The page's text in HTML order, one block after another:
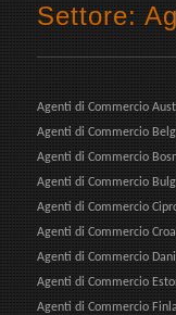
Settore:
Agenti di Commercio
Agenti di Commercio
Agenti di Commercio
Agenti di Commercio
Agenti di Commercio
Agenti di Commercio
Agenti di Commercio
Agenti di Commercio
Agenti di Commercio